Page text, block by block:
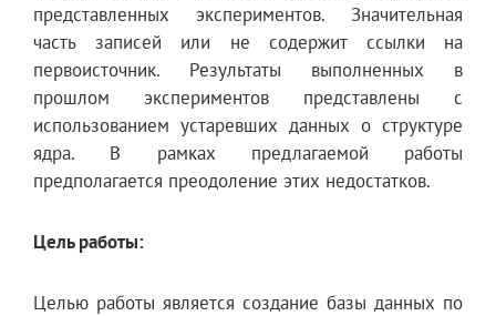
представленных экспериментов. Значительная
часть записей или не содержит ссылки на
первоисточник. Результаты выполненных в
прошлом экспериментов представлены с
использованием устаревших данных о структуре
ядра. В рамках предлагаемой работы
предполагается преодоление этих недостатков.
Цель работы:
Целью работы является создание базы данных по